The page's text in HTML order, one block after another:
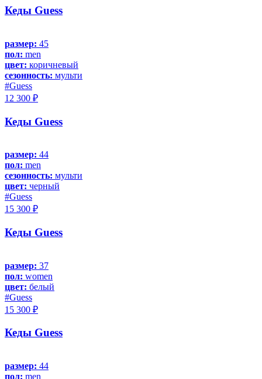
Кеды Guess
размер: 45
пол: men
цвет: коричневый
сезонность: мульти
#Guess
12 300 ₽
Кеды Guess
размер: 44
пол: men
сезонность: мульти
цвет: черный
#Guess
15 300 ₽
Кеды Guess
размер: 37
пол: women
цвет: белый
#Guess
15 300 ₽
Кеды Guess
размер: 44
пол: men